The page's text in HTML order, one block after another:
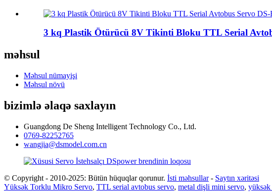
3 kq Plastik Ötürücü 8V Tikinti Bloku TTL Serial
məhsul
Məhsul nümayişi
Məhsul növü
bizimlə əlaqə saxlayın
Guangdong De Sheng Intelligent Technology Co., Ltd.
0769-82252765
wangjia@dsmodel.com.cn
© Copyright - 2010-2025: Bütün hüquqlar qorunur. İsti məhsullar- Saytın xəritəsi
Yüksək Torklu Mikro Servo, TTL serial avtobus servo, metal dişli mini servo,